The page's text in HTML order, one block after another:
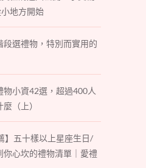
地方開始
選禮物，特別而實用的
物小資42選，超過400人
（上）
】五十樣以上星座生日/
你心坎的禮物清單｜愛禮